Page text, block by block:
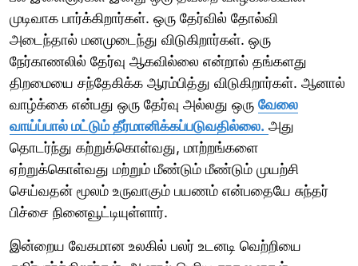
முடிவாக பார்க்கிறார்கள். ஒரு தேர்வில் தோல்வி
அடைந்தால் மனமுடைந்து விடுகிறார்கள். ஒரு
நேர்காணலில் தேர்வு ஆகவில்லை என்றால் தங்களது
திறமையை சந்தேகிக்க ஆரம்பித்து விடுகிறார்கள். ஆனால்
வாழ்க்கை என்பது ஒரு தேர்வு அல்லது ஒரு வேலை
வாய்ப்பால் மட்டும் தீர்மானிக்கப்படுவதில்லை. அது
தொடர்ந்து கற்றுக்கொள்வது, மாற்றங்களை
ஏற்றுக்கொள்வது மற்றும் மீண்டும் மீண்டும் முயற்சி
செய்வதன் மூலம் உருவாகும் பயணம் என்பதையே சுந்தர்
பிச்சை நினைவூட்டியுள்ளார்.
இன்றைய வேகமான உலகில் பலர் உடனடி வெற்றியை